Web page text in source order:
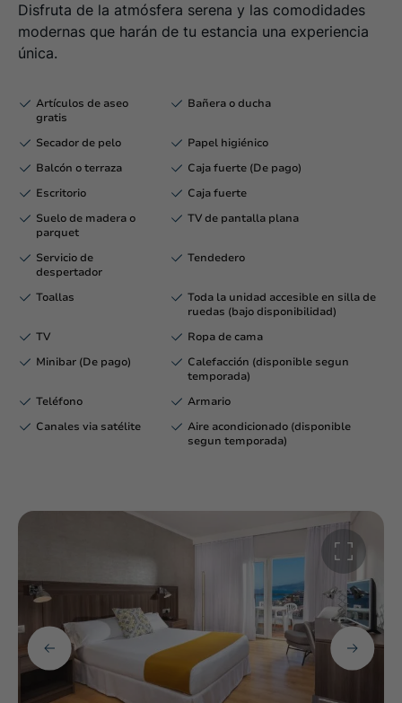
Disfruta de la atmósfera serena y las comodidades
modernas que harán de tu estancia una experiencia
única.
Artículos de aseo
gratis
Bañera o ducha
Secador de pelo
Papel higiénico
Balcón o terraza
Caja fuerte (De pago)
Escritorio
Caja fuerte
Suelo de madera o
parquet
TV de pantalla plana
Servicio de
despertador
Tendedero
Toallas
Toda la unidad accesible en silla de
ruedas (bajo disponibilidad)
TV
Ropa de cama
Minibar (De pago)
Calefacción (disponible segun
temporada)
Teléfono
Armario
Canales via satélite
Aire acondicionado (disponible
segun temporada)